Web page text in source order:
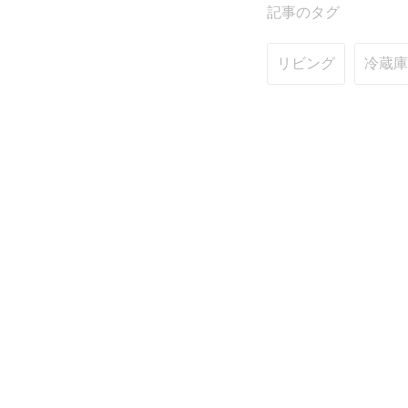
記事のタグ
リビング 冷蔵庫